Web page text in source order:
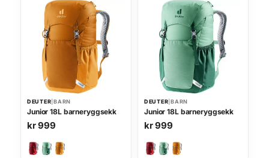
Junior 18L barneryggsekk
DEUTER |BARN
kr999
Junior 18L barneryggsekk
DEUTER |BARN
kr999